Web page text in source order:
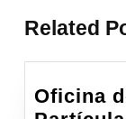
Related
Oficina